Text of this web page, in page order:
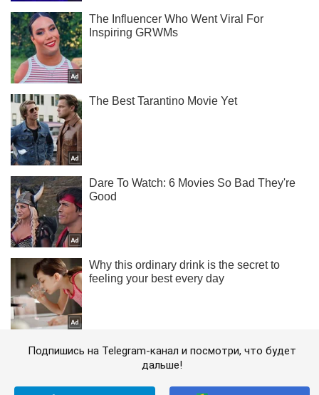
Подпишись на Telegram-канал и посмотри, что будет
дальше!